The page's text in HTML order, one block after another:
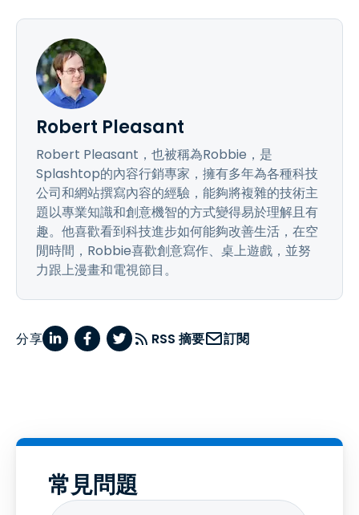
Robert Pleasant
Robert Pleasant，也被稱為Robbie，是
Splashtop的內容行銷專家，擁有多年為各種科技
公司和網站撰寫內容的經驗，能夠將複雜的技術主
題以專業知識和創意機智的方式變得易於理解且有
趣。他喜歡看到科技進步如何能夠改善生活，在空
閒時間，Robbie喜歡創意寫作、桌上遊戲，並努
力跟上漫畫和電視節目。
分享 RSS 摘要 訂閱
常見問題